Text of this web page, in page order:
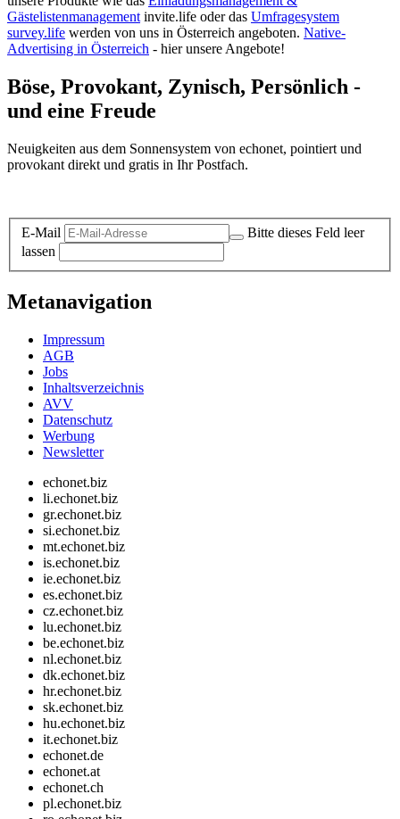
Gästelistenmanagement invite.life oder das Umfragesystem
survey.life werden von uns in Österreich angeboten. Native-
Advertising in Österreich - hier unsere Angebote!
Böse, Provokant, Zynisch, Persönlich -
und eine Freude
Neuigkeiten aus dem Sonnensystem von echonet, pointiert und
provokant direkt und gratis in Ihr Postfach.
E-Mail
Bitte dieses Feld leer
lassen
Metanavigation
Impressum
AGB
Jobs
Inhaltsverzeichnis
AVV
Datenschutz
Werbung
Newsletter
echonet.biz
li.echonet.biz
gr.echonet.biz
si.echonet.biz
mt.echonet.biz
is.echonet.biz
ie.echonet.biz
es.echonet.biz
cz.echonet.biz
lu.echonet.biz
be.echonet.biz
nl.echonet.biz
dk.echonet.biz
hr.echonet.biz
sk.echonet.biz
hu.echonet.biz
it.echonet.biz
echonet.de
echonet.at
echonet.ch
pl.echonet.biz